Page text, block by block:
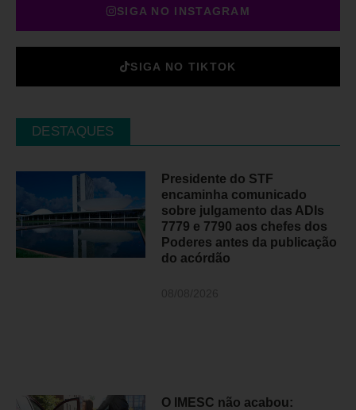
SIGA NO INSTAGRAM
SIGA NO TIKTOK
DESTAQUES
Presidente do STF
encaminha comunicado
sobre julgamento das ADIs
7779 e 7790 aos chefes dos
Poderes antes da publicação
do acórdão
O IMESC não acabou: